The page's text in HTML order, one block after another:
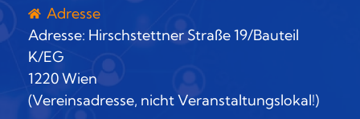
Adresse
Adresse: Hirschstettner Straße 19/Bauteil
K/EG
1220 Wien
(Vereinsadresse, nicht Veranstaltungslokal!)